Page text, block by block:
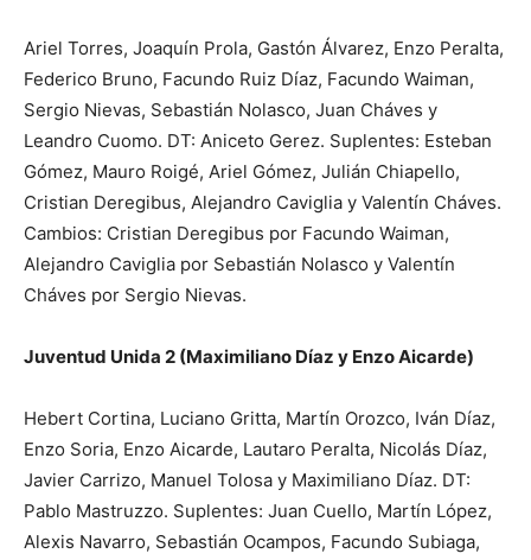
Ariel Torres, Joaquín Prola, Gastón Álvarez, Enzo Peralta,
Federico Bruno, Facundo Ruiz Díaz, Facundo Waiman,
Sergio Nievas, Sebastián Nolasco, Juan Cháves y
Leandro Cuomo. DT: Aniceto Gerez. Suplentes: Esteban
Gómez, Mauro Roigé, Ariel Gómez, Julián Chiapello,
Cristian Deregibus, Alejandro Caviglia y Valentín Cháves.
Cambios: Cristian Deregibus por Facundo Waiman,
Alejandro Caviglia por Sebastián Nolasco y Valentín
Cháves por Sergio Nievas.
Juventud Unida 2 (Maximiliano Díaz y Enzo Aicarde)
Hebert Cortina, Luciano Gritta, Martín Orozco, Iván Díaz,
Enzo Soria, Enzo Aicarde, Lautaro Peralta, Nicolás Díaz,
Javier Carrizo, Manuel Tolosa y Maximiliano Díaz. DT:
Pablo Mastruzzo. Suplentes: Juan Cuello, Martín López,
Alexis Navarro, Sebastián Ocampos, Facundo Subiaga,